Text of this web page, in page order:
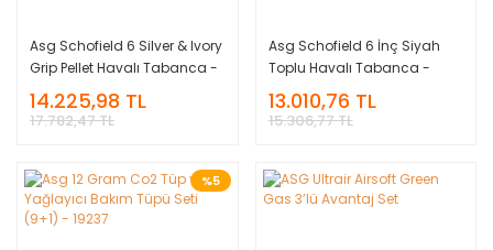
Asg Schofield 6 Silver & Ivory
Grip Pellet Havalı Tabanca -
19794
14.225,98 TL
17.782,47 TL
Asg Schofield 6 İnç Siyah
Toplu Havalı Tabanca -
18911
13.010,76 TL
15.306,77 TL
%5